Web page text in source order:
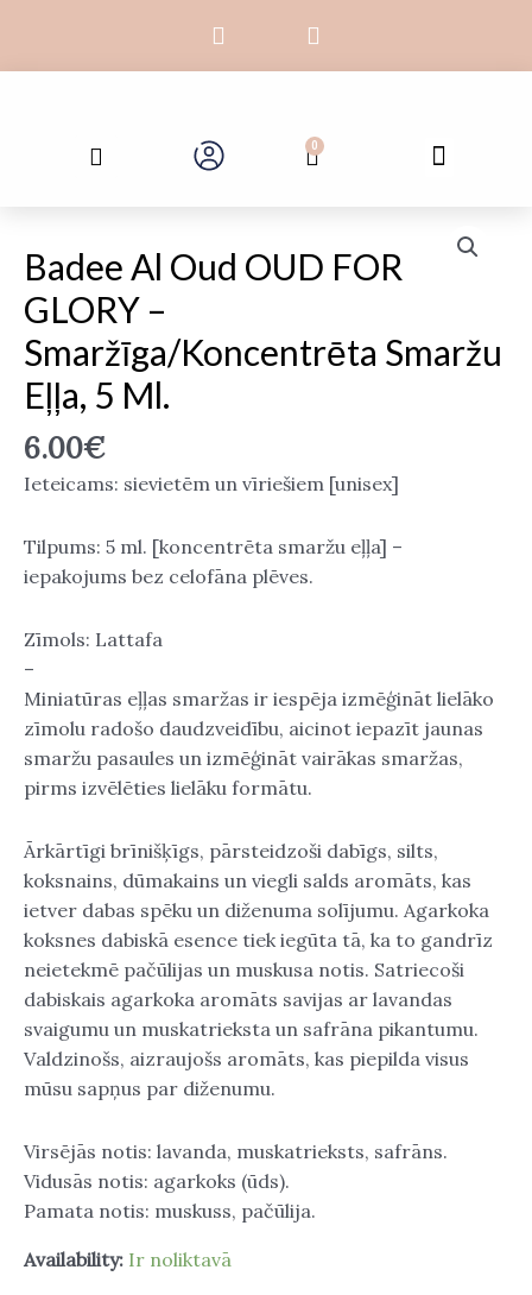
content
F
a
c
o
o
I
n
s
g
r
Search 0Cart Menu
Badee Al Oud OUD FOR
GLORY –
Smaržīga/koncentrēta Smaržu
Eļļa, 5 Ml.
6.00€
Ieteicams: sievietēm un vīriešiem [unisex]
Tilpums: 5 ml. [koncentrēta smaržu eļļa] –
iepakojums bez celofāna plēves.
Zīmols: Lattafa
–
Miniatūras eļļas smaržas ir iespēja izmēģināt lielāko
zīmolu radošo daudzveidību, aicinot iepazīt jaunas
smaržu pasaules un izmēģināt vairākas smaržas,
pirms izvēlēties lielāku formātu.
Ārkārtīgi brīnišķīgs, pārsteidzoši dabīgs, silts,
koksnains, dūmakains un viegli salds aromāts, kas
ietver dabas spēku un diženuma solījumu. Agarkoka
koksnes dabiskā esence tiek iegūta tā, ka to gandrīz
neietekmē pačūlijas un muskusa notis. Satriecoši
dabiskais agarkoka aromāts savijas ar lavandas
svaigumu un muskatrieksta un safrāna pikantumu.
Valdzinošs, aizraujošs aromāts, kas piepilda visus
mūsu sapņus par diženumu.
Virsējās notis: lavanda, muskatrieksts, safrāns.
Vidusās notis: agarkoks (ūds).
Pamata notis: muskuss, pačūlija.
Availability: Ir noliktavā
Al
Oud
OUD
FOR
GLORY
–
smaržu
eļļa,
ml.
daudzums